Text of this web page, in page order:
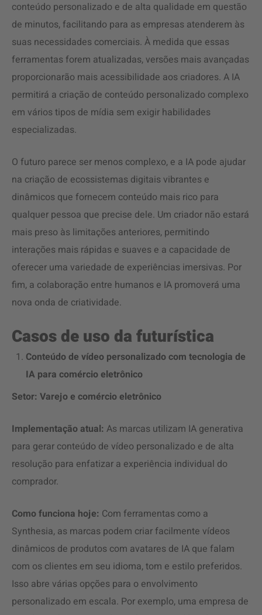
conteúdo personalizado e de alta qualidade em questão
de minutos, facilitando para as empresas atenderem às
suas necessidades comerciais. À medida que essas
ferramentas forem atualizadas, versões mais avançadas
proporcionarão mais acessibilidade aos criadores. A IA
permitirá a criação de conteúdo personalizado complexo
em vários tipos de mídia sem exigir habilidades
especializadas.
O futuro parece ser menos complexo, e a IA pode ajudar
na criação de ecossistemas digitais vibrantes e
dinâmicos que fornecem conteúdo mais rico para
qualquer pessoa que precise dele. Um criador não estará
mais preso às limitações anteriores, permitindo
interações mais rápidas e suaves e a capacidade de
oferecer uma variedade de experiências imersivas. Por
fim, a colaboração entre humanos e IA promoverá uma
nova onda de criatividade.
Casos de uso da futurística
Conteúdo de vídeo personalizado com tecnologia de
IA para comércio eletrônico
Setor: Varejo e comércio eletrônico
Implementação atual: As marcas utilizam IA generativa
para gerar conteúdo de vídeo personalizado e de alta
resolução para enfatizar a experiência individual do
comprador.
Como funciona hoje: Com ferramentas como a
Synthesia, as marcas podem criar facilmente vídeos
dinâmicos de produtos com avatares de IA que falam
com os clientes em seu idioma, tom e estilo preferidos.
Isso abre várias opções para o envolvimento
personalizado em escala. Por exemplo, uma empresa de